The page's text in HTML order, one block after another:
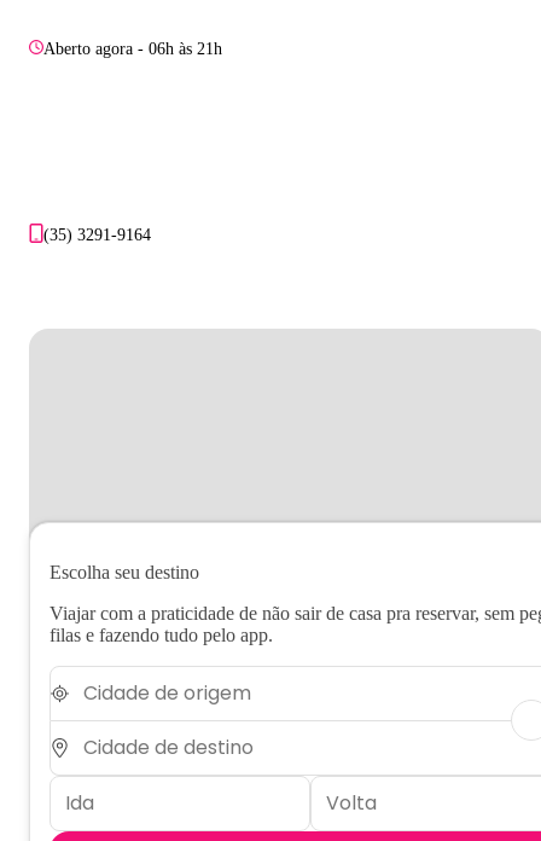
Aberto agora - 06h às 21h
(35) 3291-9164
Escolha seu destino
Viajar com a praticidade de não sair de casa pra reservar, sem
filas e fazendo tudo pelo app.